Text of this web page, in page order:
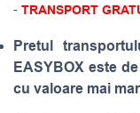
- TRANSPORT
Pretul
EASYBOX este
cu valoare mai